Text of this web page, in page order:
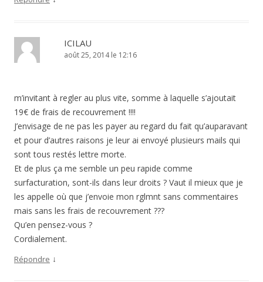
ICILAU
août 25, 2014 le 12:16
m’invitant à regler au plus vite, somme à laquelle s’ajoutait
19€ de frais de recouvrement !!!!
J’envisage de ne pas les payer au regard du fait qu’auparavant
et pour d’autres raisons je leur ai envoyé plusieurs mails qui
sont tous restés lettre morte.
Et de plus ça me semble un peu rapide comme
surfacturation, sont-ils dans leur droits ? Vaut il mieux que je
les appelle où que j’envoie mon rglmnt sans commentaires
mais sans les frais de recouvrement ???
Qu’en pensez-vous ?
Cordialement.
Répondre ↓